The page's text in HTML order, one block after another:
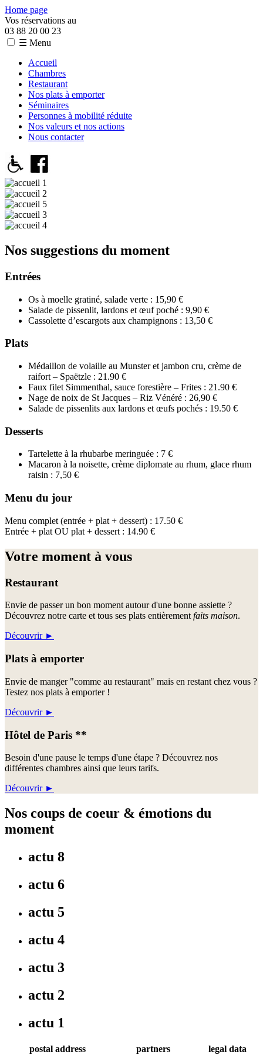
Home page
Vos réservations au
03 88 20 00 23
☰ Menu
Accueil
Chambres
Restaurant
Nos plats à emporter
Séminaires
Personnes à mobilité réduite
Nos valeurs et nos actions
Nous contacter
Nos suggestions du moment
Entrées
Os à moelle gratiné, salade verte : 15,90 €
Salade de pissenlit, lardons et œuf poché : 9,90 €
Cassolette d’escargots aux champignons : 13,50 €
Plats
Médaillon de volaille au Munster et jambon cru, crème de
raifort – Spaëtzle : 21.90 €
Faux filet Simmenthal, sauce forestière – Frites : 21.90 €
Nage de noix de St Jacques – Riz Vénéré : 26,90 €
Salade de pissenlits aux lardons et œufs pochés : 19.50 €
Desserts
Tartelette à la rhubarbe meringuée : 7 €
Macaron à la noisette, crème diplomate au rhum, glace rhum
raisin : 7,50 €
Menu du jour
Menu complet (entrée + plat + dessert) : 17.50 €
Entrée + plat OU plat + dessert : 14.90 €
Votre moment à vous
Restaurant
Envie de passer un bon moment autour d'une bonne assiette ?
Découvrez notre carte et tous ses plats entièrement faits maison.
Découvrir►
Plats à emporter
Envie de manger "comme au restaurant" mais en restant chez vous ?
Testez nos plats à emporter !
Découvrir►
Hôtel de Paris **
Besoin d'une pause le temps d'une étape ? Découvrez nos
différentes chambres ainsi que leurs tarifs.
Découvrir►
Nos coups de coeur & émotions du
moment
actu 8
actu 6
actu 5
actu 4
actu 3
actu 2
actu 1
postal address partners legal data